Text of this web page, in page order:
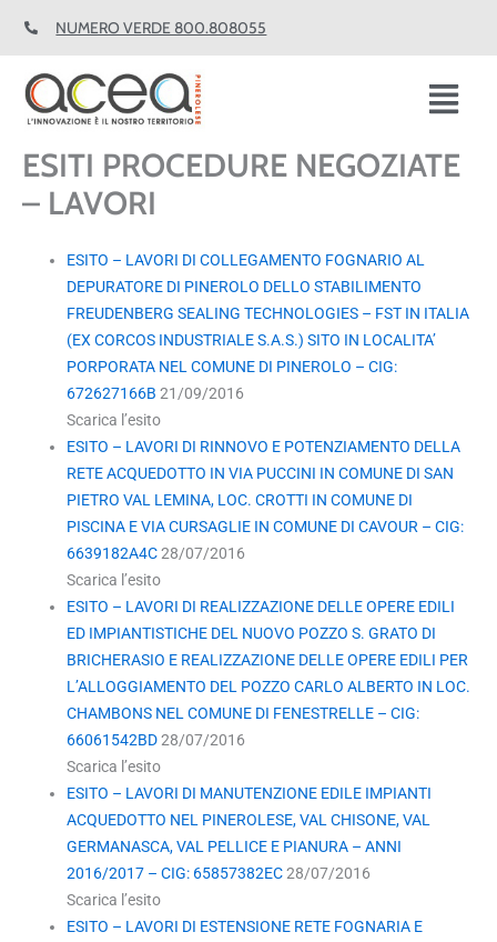
NUMERO VERDE 800.808055
ESITI PROCEDURE NEGOZIATE
– LAVORI
ESITO – LAVORI DI COLLEGAMENTO FOGNARIO AL
DEPURATORE DI PINEROLO DELLO STABILIMENTO
FREUDENBERG SEALING TECHNOLOGIES – FST IN ITALIA
(EX CORCOS INDUSTRIALE S.A.S.) SITO IN LOCALITA’
PORPORATA NEL COMUNE DI PINEROLO – CIG:
672627166B 21/09/2016
Scarica l’esito
ESITO – LAVORI DI RINNOVO E POTENZIAMENTO DELLA
RETE ACQUEDOTTO IN VIA PUCCINI IN COMUNE DI SAN
PIETRO VAL LEMINA, LOC. CROTTI IN COMUNE DI
PISCINA E VIA CURSAGLIE IN COMUNE DI CAVOUR – CIG:
6639182A4C28/07/2016
Scarica l’esito
ESITO – LAVORI DI REALIZZAZIONE DELLE OPERE EDILI
ED IMPIANTISTICHE DEL NUOVO POZZO S. GRATO DI
BRICHERASIO E REALIZZAZIONE DELLE OPERE EDILI PER
L’ALLOGGIAMENTO DEL POZZO CARLO ALBERTO IN LOC.
CHAMBONS NEL COMUNE DI FENESTRELLE – CIG:
66061542BD28/07/2016
Scarica l’esito
ESITO – LAVORI DI MANUTENZIONE EDILE IMPIANTI
ACQUEDOTTO NEL PINEROLESE, VAL CHISONE, VAL
GERMANASCA, VAL PELLICE E PIANURA – ANNI
2016/2017 – CIG: 65857382EC28/07/2016
Scarica l’esito
ESITO – LAVORI DI ESTENSIONE RETE FOGNARIA E